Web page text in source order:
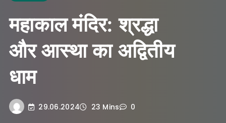
महाकाल मंदिर: श्रद्धा
और आस्था का अद्वितीय
धाम
29.06.2024 23 Mins 0